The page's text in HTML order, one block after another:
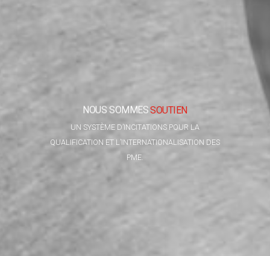
NOUS SOMMESSOUTIEN
UN SYSTÈME D’INCITATIONS POUR LA
QUALIFICATION ET L’INTERNATIONALISATION DES
PME.